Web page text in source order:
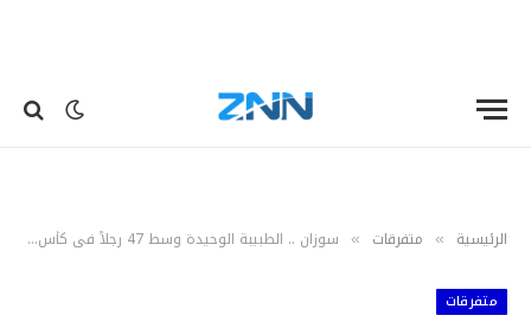
الرئيسية » متفرقات » سوزان .. الطبيبة الوحيدة وسط 47 رجلاً في كأس العالم 2026
متفرقات